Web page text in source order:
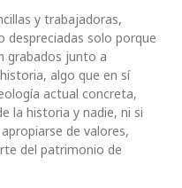
y trabajadoras,
despreciadas solo porque
grabados junto a
algo que en sí
actual concreta,
la historia y nadie, ni si
de valores,
del patrimonio de